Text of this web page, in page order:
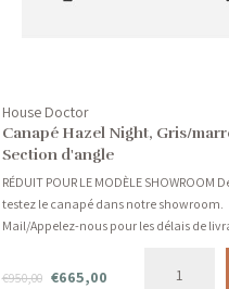
House Doctor
Canapé Hazel Night, Gris/
Section d'angle
RÉDUIT POUR LE MODÈLE SHOWROOM
testez le canapé dans notre showroom.
Mail/Appelez-nous pour les délais de
actuels! Dimensions : L 85 cm x l 85 cm x
Matériaux : Métal, Contreplaqué,
€950,00 €665,00